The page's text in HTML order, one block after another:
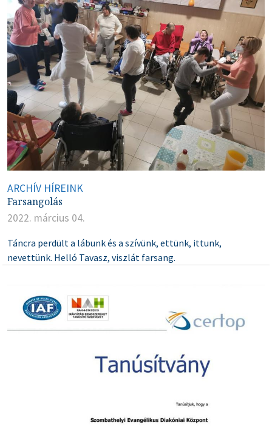
ARCHÍV HÍREINK
Farsangolás
2022. március 04.
Táncra perdült a lábunk és a szívünk, ettünk, ittunk,
nevettünk. Helló Tavasz, viszlát farsang.